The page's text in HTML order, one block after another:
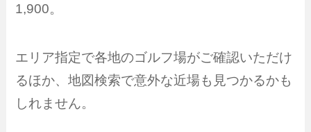
1,900。
エリア指定で各地のゴルフ場がご確認いただけ
るほか、地図検索で意外な近場も見つかるかも
しれません。